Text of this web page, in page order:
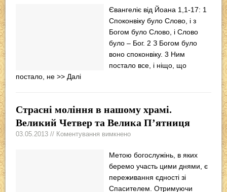
Євангеліє від Йоана 1,1-17: 1
Споконвіку було Слово, і з
Богом було Слово, і Слово
було – Бог. 2 З Богом було
воно споконвіку. 3 Ним
постало все, і ніщо, що
постало, не>> Далі
Страсні моління в нашому храмі.
Великий Четвер та Велика П’ятниця
03.05.2013 // Коментування вимкнено
Метою богослужінь, в яких
беремо участь цими днями, є
переживання єдності зі
Спасителем. Отримуючи